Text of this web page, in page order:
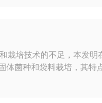
栽培技术的不足，本发明
体菌种和袋料栽培，其特
菌株的知识产权保护提供